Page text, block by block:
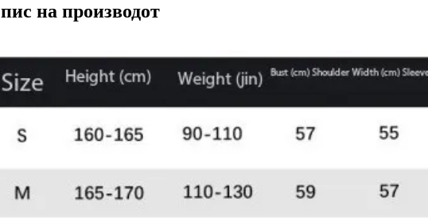
на производот